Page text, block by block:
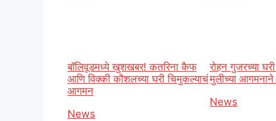
बॉलिवूडमध्ये खुशखबर! कतरिना कैफ
आणि विक्की कौशलच्या घरी चिमुकल्याचं
आगमन
In relation to
News
रोहन गुजरच्या
मुलीच्या
In relation to
News